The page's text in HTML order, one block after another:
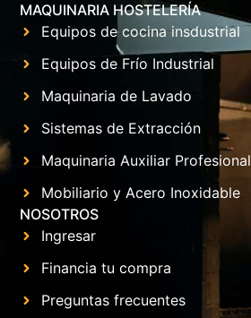
MAQUINARIA HOSTELERÍA
Equipos de cocina insdustrial
Equipos de Frío Industrial
Maquinaria de Lavado
Sistemas de Extracción
Maquinaria Auxiliar Profesional
Mobiliario y Acero Inoxidable
NOSOTROS
Ingresar
Financia tu compra
Preguntas frecuentes